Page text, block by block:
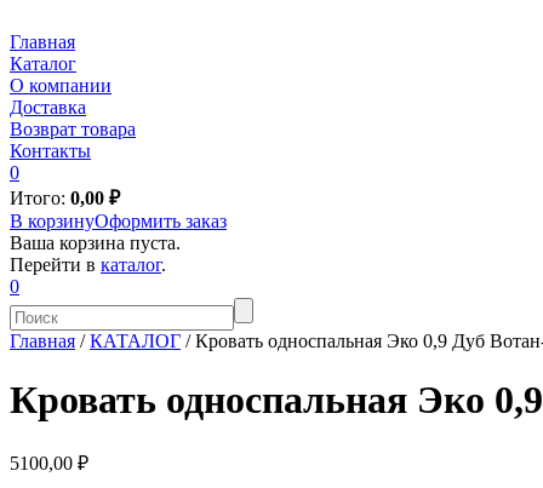
Главная
Каталог
О компании
Доставка
Возврат товара
Контакты
0
Итого: 0,00 ₽
В корзинуОформить заказ
Ваша корзина пуста.
Перейти в каталог.
0
Главная / КАТАЛОГ / Кровать односпальная Эко 0,9 Дуб
Кровать односпальная Эко
5100,00 ₽